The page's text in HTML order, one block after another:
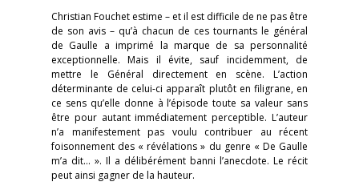
Christian Fouchet estime – et il est difficile de ne pas être
de son avis – qu’à chacun de ces tournants le général
de Gaulle a imprimé la marque de sa personnalité
exceptionnelle. Mais il évite, sauf incidemment, de
mettre le Général directement en scène. L’action
déterminante de celui-ci apparaît plutôt en filigrane, en
ce sens qu’elle donne à l’épisode toute sa valeur sans
être pour autant immédiatement perceptible. L’auteur
n’a manifestement pas voulu contribuer au récent
foisonnement des « révélations » du genre « De Gaulle
m’a dit… ». Il a délibérément banni l’anecdote. Le récit
peut ainsi gagner de la hauteur.